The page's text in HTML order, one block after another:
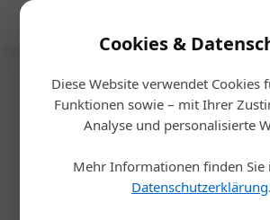
Cookies &
Diese Website verwendet Cookies
Funktionen sowie – mit Ihrer
Analyse und personalisierte
Mehr Informationen finden Sie
Datenschutzerklärung.
Startseite/Gastro & Hotel
Witzige Aktion
Thomas Askan Vierich